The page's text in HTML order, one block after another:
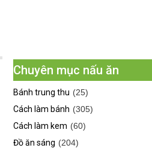
Chuyên mục nấu ăn
Bánh trung thu (25)
Cách làm bánh (305)
Cách làm kem (60)
Đồ ăn sáng (204)